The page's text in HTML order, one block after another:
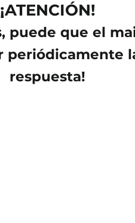
¡ATENCIÓN!
puede que el
periódicamente
respuesta!